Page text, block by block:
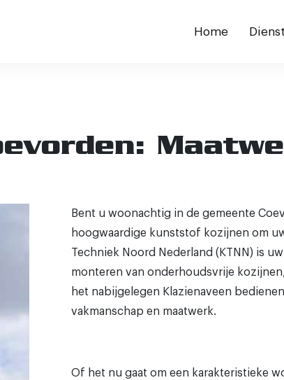
Home
Bent u woonachtig in de gemeente
hoogwaardige kunststof kozijnen om
Techniek Noord Nederland (KTNN) is
monteren van onderhoudsvrije
het nabijgelegen Klazienaveen
vakmanschap en maatwerk.
Of het nu gaat om een karakteristieke